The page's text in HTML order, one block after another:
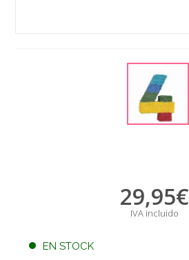
29,95€
IVA incluido
EN STOCK